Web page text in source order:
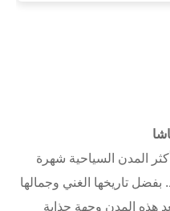
أكثر المدن السياحية شهرة
تاريخها الغني وجمالها
هذه المدن وجهة جذابة